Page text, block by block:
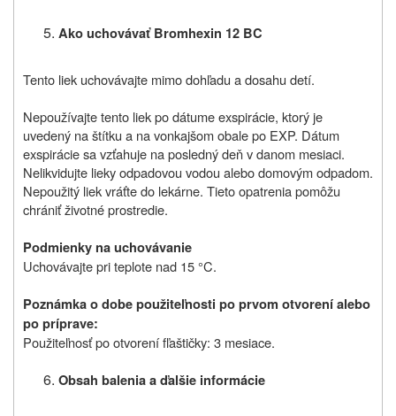
Ako uchovávať Bromhexin 12 BC
Tento liek uchovávajte mimo dohľadu a dosahu detí.
Nepoužívajte tento liek po dátume exspirácie, ktorý je
uvedený na štítku a na vonkajšom obale po EXP. Dátum
exspirácie sa vzťahuje na posledný deň v danom mesiaci.
Nelikvidujte lieky odpadovou vodou alebo domovým odpadom.
Nepoužitý liek vráťte do lekárne. Tieto opatrenia pomôžu
chrániť životné prostredie.
Podmienky na uchovávanie
Uchovávajte pri teplote nad 15 °C.
Poznámka o dobe použiteľnosti po prvom otvorení alebo
po príprave:
Použiteľnosť po otvorení fľaštičky: 3 mesiace.
Obsah balenia a ďalšie informácie